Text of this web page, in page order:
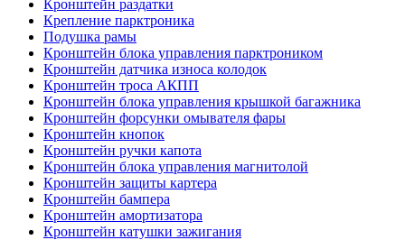
Кронштейн раздатки
Крепление парктроника
Подушка рамы
Кронштейн блока управления парктроником
Кронштейн датчика износа колодок
Кронштейн троса АКПП
Кронштейн блока управления крышкой багажника
Кронштейн форсунки омывателя фары
Кронштейн кнопок
Кронштейн ручки капота
Кронштейн блока управления магнитолой
Кронштейн защиты картера
Кронштейн бампера
Кронштейн амортизатора
Кронштейн катушки зажигания